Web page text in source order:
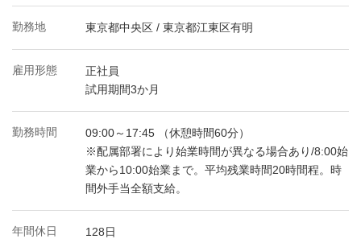
勤務地 東京都中央区 / 東京都江東区有明
雇用形態
正社員
試用期間3か月
勤務時間
09:00～17:45 （休憩時間60分）
※配属部署により始業時間が異なる場合あり/8:00始
業から10:00始業まで。平均残業時間20時間程。時
間外手当全額支給。
年間休日 128日